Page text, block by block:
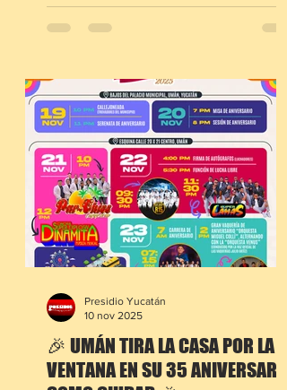
ofrecerá una intensa agenda de
actividades y conciertos gratuitos de
abrirán la cartelera, seguidos por La
Original Banda El Limón, y el cierre
estará a cargo del dueto Ha*Ash, en
presentaciones que se realizarán en
distintos puntos del puerto,
principalmente en el Malecón
Tradicional. Las fes
🎉 UMÁN TIRA LA CASA POR LA
VENTANA EN SU 35 ANIVERSARIO
Presidio Yucatán
10 nov 2025